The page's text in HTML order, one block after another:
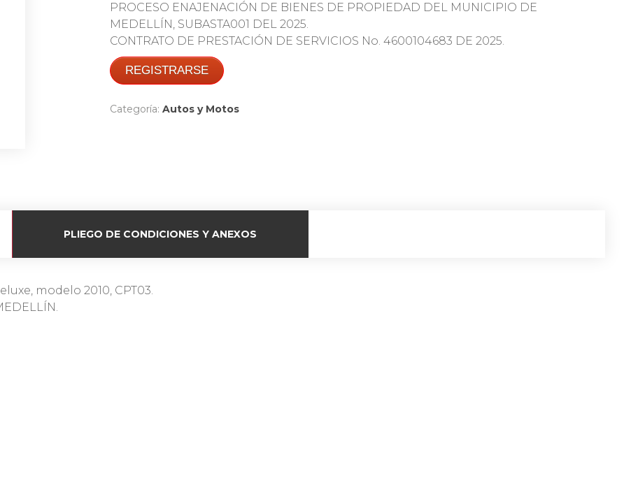
PROCESO ENAJENACIÓN DE BIENES DE PROPIEDAD DEL MUNICIPIO DE
MEDELLÍN, SUBASTA001 DEL 2025.
CONTRATO DE PRESTACIÓN DE SERVICIOS No. 4600104683 DE 2025.
REGISTRARSE
Categoría: Autos y Motos
PLIEGO DE CONDICIONES Y ANEXOS
modelo 2010, CPT03.